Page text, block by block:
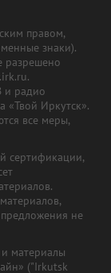
правом,
знаки).
разрешено
и радио
«Твой Иркутск».
все меры,
сертификации,
не
материалы
("Irkutsk